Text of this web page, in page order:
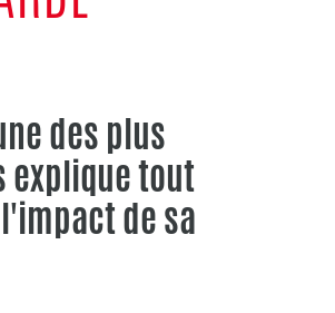
des plus
explique tout
de sa